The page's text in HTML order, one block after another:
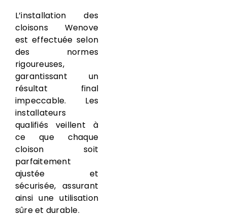
L’installation des
cloisons Wenove
est effectuée selon
des normes
rigoureuses,
garantissant un
résultat final
impeccable. Les
installateurs
qualifiés veillent à
ce que chaque
cloison soit
parfaitement
ajustée et
sécurisée, assurant
ainsi une utilisation
sûre et durable.